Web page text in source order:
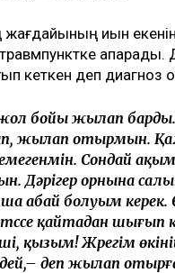
қиын екенін
апарады.
кеткен деп диагноз
бойы жылап барды.
жылап отырмын.
Сондай
Дәрігер орнына
абай болуым
түссе қайтадан шығып
қызым! Жүрегім
деп жылап